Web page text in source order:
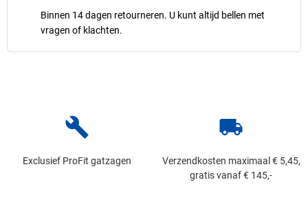
Binnen 14 dagen retourneren. U kunt altijd bellen met
vragen of klachten.
build
Exclusief ProFit gatzagen
local_shipping
Verzendkosten maximaal € 5,45,
gratis vanaf € 145,-